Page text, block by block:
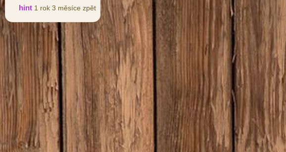
hint 1 rok 3 měsíce zpět